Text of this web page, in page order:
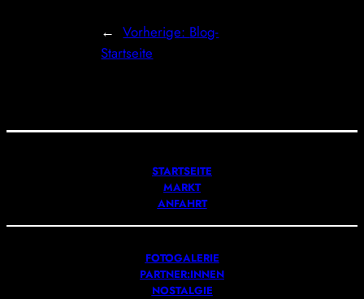
← Vorherige: Blog-
Startseite
STARTSEITE
MARKT
ANFAHRT
FOTOGALERIE
PARTNER:INNEN
NOSTALGIE